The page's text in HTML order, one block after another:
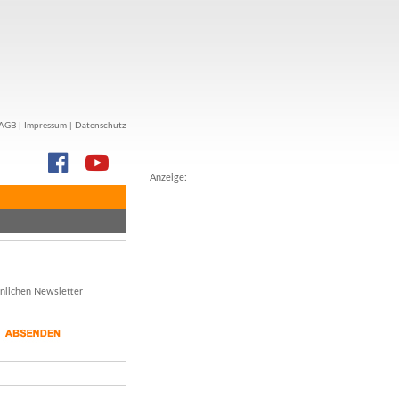
Anzeige:
Impressum Datenschutz
Newsletter